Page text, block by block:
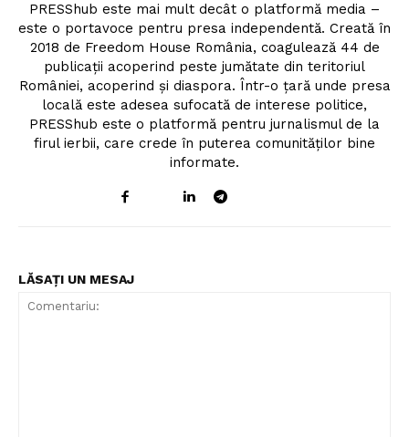
PRESShub este mai mult decât o platformă media –
este o portavoce pentru presa independentă. Creată în
2018 de Freedom House România, coagulează 44 de
publicații acoperind peste jumătate din teritoriul
României, acoperind și diaspora. Într-o țară unde presa
locală este adesea sufocată de interese politice,
PRESShub este o platformă pentru jurnalismul de la
firul ierbii, care crede în puterea comunităților bine
informate.
LĂSAȚI UN MESAJ